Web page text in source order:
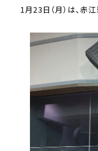
1月23日（月）は、